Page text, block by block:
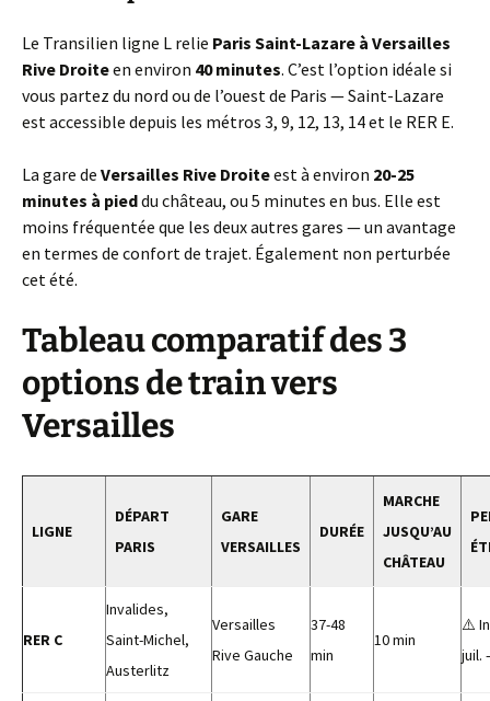
Le Transilien ligne L relie Paris Saint-Lazare à Versailles
Rive Droiteen environ 40 minutes. C’est l’option idéale si
vous partez du nord ou de l’ouest de Paris — Saint-Lazare
est accessible depuis les métros 3, 9, 12, 13, 14 et le RER E.
La gare de Versailles Rive Droiteest à environ 20-25
minutes à pieddu château, ou 5 minutes en bus. Elle est
moins fréquentée que les deux autres gares — un avantage
en termes de confort de trajet. Également non perturbée
cet été.
Tableau comparatif des 3
options de train vers
Versailles
LIGNE
DÉPART
PARIS
GARE
VERSAILLES
DURÉE
MARCHE
JUSQU’AU
CHÂTEAU
RER C
Invalides,
Saint-Michel,
Austerlitz
Versailles
Rive Gauche
37-48
min
10 min
⚠️
juil.